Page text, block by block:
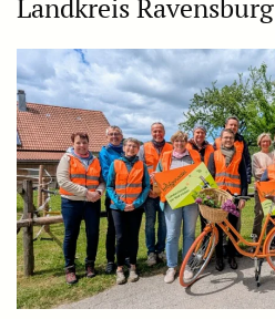
Landkreis Ravensburg